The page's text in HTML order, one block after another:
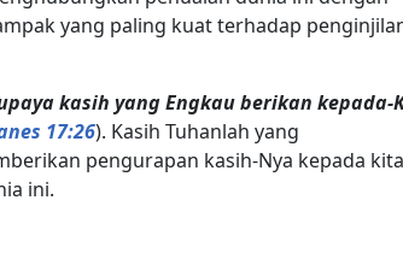
yang paling kuat terhadap
kasih yang Engkau berikan kepada-
17:26). Kasih Tuhanlah yang
pengurapan kasih-Nya kepada
ini.